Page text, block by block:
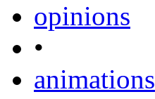
opinions
•
animations